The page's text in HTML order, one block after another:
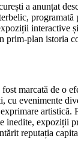
a anunțat
programată
interactive
prim-plan istoria
marcată de o
cu evenimente
artistică.
inedite, expoziții
reputația